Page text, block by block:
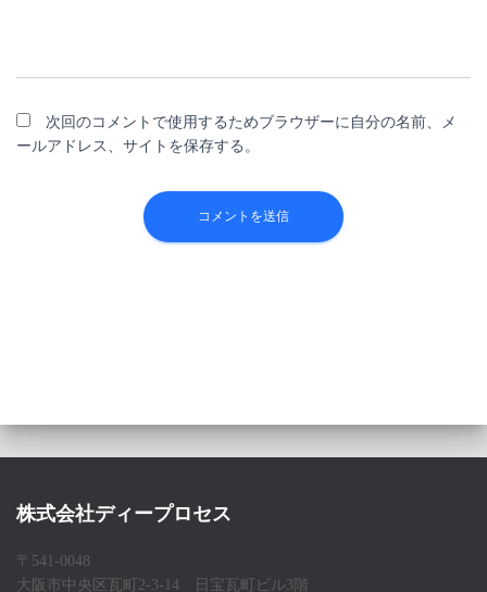
次回のコメントで使用するためブラウザーに自分の名前、メ
ールアドレス、サイトを保存する。
株式会社ディープロセス
〒541-0048
大阪市中央区瓦町2-3-14 日宝瓦町ビル3階